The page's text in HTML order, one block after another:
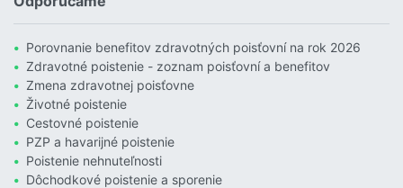
Porovnanie benefitov zdravotných poisťovní na rok 2026
Zdravotné poistenie - zoznam poisťovní a benefitov
Zmena zdravotnej poisťovne
Životné poistenie
Cestovné poistenie
PZP a havarijné poistenie
Poistenie nehnuteľnosti
Dôchodkové poistenie a sporenie